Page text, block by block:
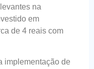
na
em
de 4 reais com
implementação de